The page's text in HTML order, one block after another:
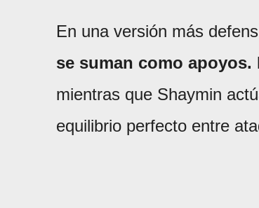
En una versión más
se suman como
mientras que Shaymin
equilibrio perfecto entre